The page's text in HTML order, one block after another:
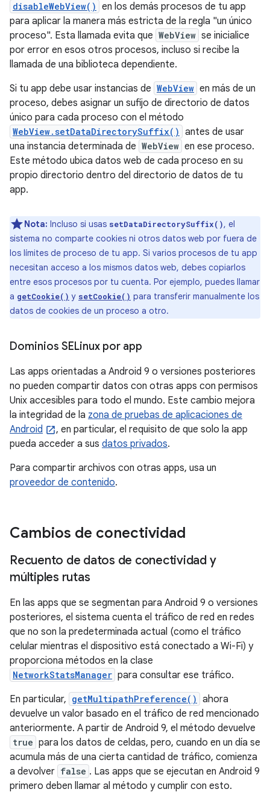
disableWebView() en los demás procesos de tu app
para aplicar la manera más estricta de la regla "un único
proceso". Esta llamada evita que WebView se inicialice
por error en esos otros procesos, incluso si recibe la
llamada de una biblioteca dependiente.
Si tu app debe usar instancias de WebView en más de un
proceso, debes asignar un sufijo de directorio de datos
único para cada proceso con el método
WebView.setDataDirectorySuffix() antes de usar
una instancia determinada de WebView en ese proceso.
Este método ubica datos web de cada proceso en su
propio directorio dentro del directorio de datos de tu
app.
Nota: Incluso si usas setDataDirectorySuffix(), el
sistema no comparte cookies ni otros datos web por fuera de
los límites de proceso de tu app. Si varios procesos de tu app
necesitan acceso a los mismos datos web, debes copiarlos
entre esos procesos por tu cuenta. Por ejemplo, puedes llamar
a getCookie() y setCookie() para transferir manualmente los
datos de cookies de un proceso a otro.
Dominios SELinux por app
Las apps orientadas a Android 9 o versiones posteriores
no pueden compartir datos con otras apps con permisos
Unix accesibles para todo el mundo. Este cambio mejora
la integridad de la zona de pruebas de aplicaciones de
Android
, en particular, el requisito de que solo la app
pueda acceder a sus datos privados.
Para compartir archivos con otras apps, usa un
proveedor de contenido.
Cambios de conectividad
Recuento de datos de conectividad y
múltiples rutas
En las apps que se segmentan para Android 9 o versiones
posteriores, el sistema cuenta el tráfico de red en redes
que no son la predeterminada actual (como el tráfico
celular mientras el dispositivo está conectado a Wi-Fi) y
proporciona métodos en la clase
NetworkStatsManager para consultar ese tráfico.
En particular, getMultipathPreference() ahora
devuelve un valor basado en el tráfico de red mencionado
anteriormente. A partir de Android 9, el método devuelve
true para los datos de celdas, pero, cuando en un día se
acumula más de una cierta cantidad de tráfico, comienza
a devolver false . Las apps que se ejecutan en Android 9
primero deben llamar al método y cumplir con esto.